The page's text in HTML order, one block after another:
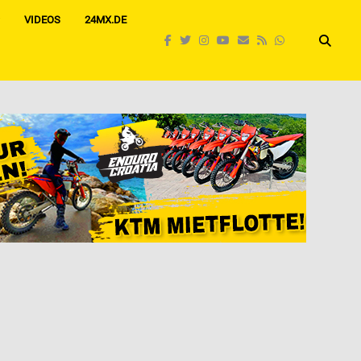
VIDEOS 24MX.DE